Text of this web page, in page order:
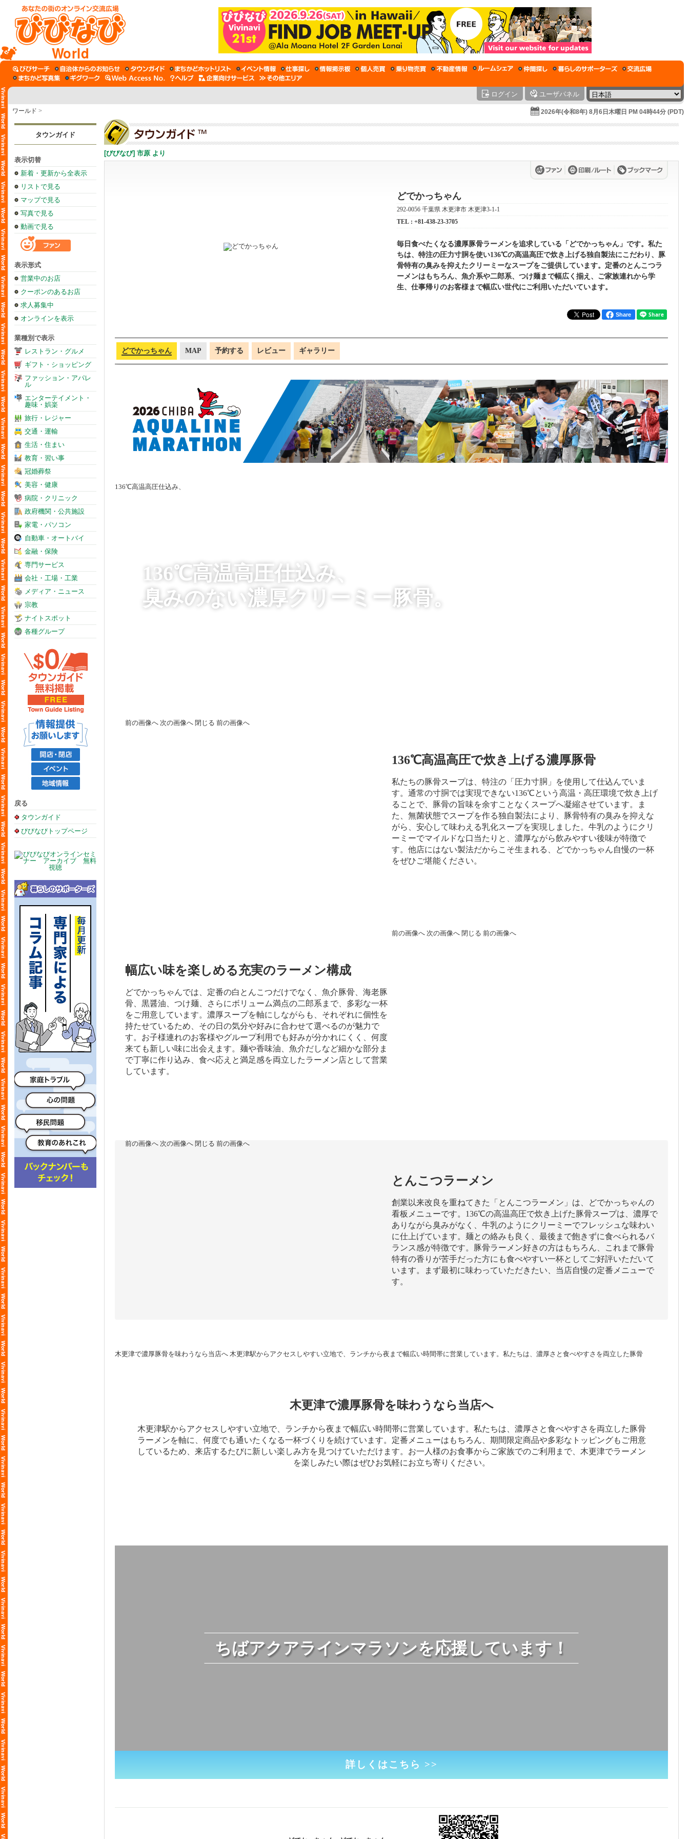
World
ログイン ユーザパネル
ワールド > 2026年(令和8年) 8月6日木曜日 PM 04時44分 (PDT)
タウンガイド
表示切替
新着・更新から全表示
リストで見る
マップで見る
写真で見る
動画で見る
表示形式
営業中のお店
クーポンのあるお店
求人募集中
オンラインを表示
業種別で表示
レストラン・グルメ
ギフト・ショッピング
ファッション・アパレ
ル
エンターテイメント・
趣味・娯楽
旅行・レジャー
交通・運輸
生活・住まい
教育・習い事
冠婚葬祭
美容・健康
病院・クリニック
政府機関・公共施設
家電・パソコン
自動車・オートバイ
金融・保険
専門サービス
会社・工場・工業
メディア・ニュース
宗教
ナイトスポット
各種グループ
戻る
タウンガイド
びびなびトップページ
[びびなび] 市原 より
どでかっちゃん
292-0056 千葉県 木更津市 木更津3-1-1
TEL : +81-438-23-3705
毎日食べたくなる濃厚豚骨ラーメンを追求している「どでかっちゃん」です。私た
ちは、特注の圧力寸胴を使い136℃の高温高圧で炊き上げる独自製法にこだわり、豚
骨特有の臭みを抑えたクリーミーなスープをご提供しています。定番のとんこつラ
ーメンはもちろん、魚介系や二郎系、つけ麺まで幅広く揃え、ご家族連れから学
生、仕事帰りのお客様まで幅広い世代にご利用いただいています。
Share
どでかっちゃん MAP 予約する レビュー ギャラリー
136℃高温高圧仕込み、
臭みのない濃厚クリーミー豚骨。
136℃高温高圧で炊き上げる濃厚豚骨
私たちの豚骨スープは、特注の「圧力寸胴」を使用して仕込んでいま
す。通常の寸胴では実現できない136℃という高温・高圧環境で炊き上げ
ることで、豚骨の旨味を余すことなくスープへ凝縮させています。ま
た、無菌状態でスープを作る独自製法により、豚骨特有の臭みを抑えな
がら、安心して味わえる乳化スープを実現しました。牛乳のようにクリ
ーミーでマイルドな口当たりと、濃厚ながら飲みやすい後味が特徴で
す。他店にはない製法だからこそ生まれる、どでかっちゃん自慢の一杯
をぜひご堪能ください。
幅広い味を楽しめる充実のラーメン構成
どでかっちゃんでは、定番の白とんこつだけでなく、魚介豚骨、海老豚
骨、黒醤油、つけ麺、さらにボリューム満点の二郎系まで、多彩な一杯
をご用意しています。濃厚スープを軸にしながらも、それぞれに個性を
持たせているため、その日の気分や好みに合わせて選べるのが魅力で
す。お子様連れのお客様やグループ利用でも好みが分かれにくく、何度
来ても新しい味に出会えます。麺や香味油、魚介だしなど細かな部分ま
で丁寧に作り込み、食べ応えと満足感を両立したラーメン店として営業
しています。
とんこつラーメン
創業以来改良を重ねてきた「とんこつラーメン」は、どでかっちゃんの
看板メニューです。136℃の高温高圧で炊き上げた豚骨スープは、濃厚で
ありながら臭みがなく、牛乳のようにクリーミーでフレッシュな味わい
に仕上げています。麺との絡みも良く、最後まで飽きずに食べられるバ
ランス感が特徴です。豚骨ラーメン好きの方はもちろん、これまで豚骨
特有の香りが苦手だった方にも食べやすい一杯としてご好評いただいて
います。まず最初に味わっていただきたい、当店自慢の定番メニューで
す。
木更津で濃厚豚骨を味わうなら当店へ
木更津駅からアクセスしやすい立地で、ランチから夜まで幅広い時間帯に営業しています。私たちは、濃厚さと食べやすさを両立した豚骨
ラーメンを軸に、何度でも通いたくなる一杯づくりを続けています。定番メニューはもちろん、期間限定商品や多彩なトッピングもご用意
しているため、来店するたびに新しい楽しみ方を見つけていただけます。お一人様のお食事からご家族でのご利用まで、木更津でラーメン
を楽しみたい際はぜひお気軽にお立ち寄りください。
ちばアクアラインマラソンを応援しています！
詳しくはこちら >>